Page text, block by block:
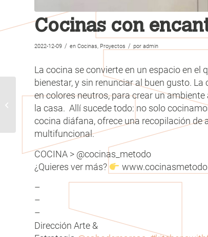
Cocinas con
2022-12-09 / en Cocinas Proyectos / por admin
La cocina se convierte en un espacio en
bienestar, y sin renunciar al buen gusto.
en colores neutros, para crear un
la casa. Allí sucede todo: no solo
cocina diáfana, ofrece una recopilación de
multifuncional.
COCINA > @cocinas_metodo
¿Quieres ver más?
–
–
–
Dirección Arte &
La magia de los
espacios diáfanos